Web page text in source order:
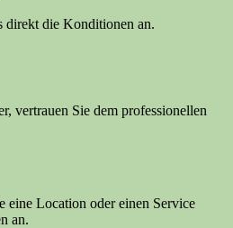
direkt die Konditionen an.
vertrauen Sie dem professionellen
eine Location oder einen Service
an.